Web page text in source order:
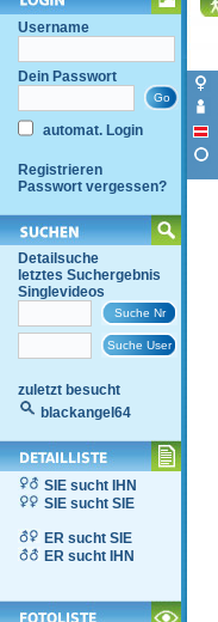
Username
Dein Passwort
automat. Login
Registrieren
Passwort vergessen?
Detailsuche
letztes Suchergebnis
Singlevideos
zuletzt besucht
blackangel64
SIE sucht IHN
SIE sucht SIE
ER sucht SIE
ER sucht IHN